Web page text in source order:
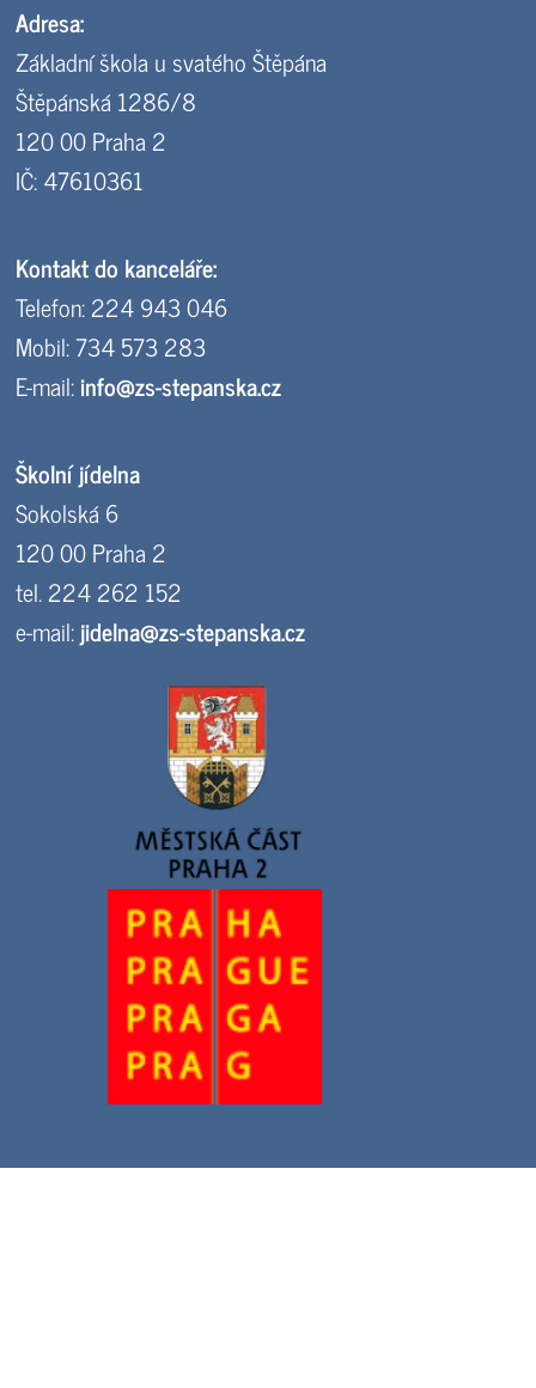
Adresa:
Základní škola u svatého Štěpána
Štěpánská 1286/8
120 00 Praha 2
IČ: 47610361
Kontakt do kanceláře:
Telefon: 224 943 046
Mobil: 734 573 283
E-mail:info@zs-stepanska.cz
Školní jídelna
Sokolská 6
120 00 Praha 2
tel. 224 262 152
e-mail:jidelna@zs-stepanska.cz